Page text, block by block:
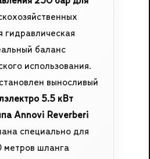
гидравлическая
баланс
использования.
выносливый
5.5 кВт
Annovi Reverberi
специально для
метров шланга